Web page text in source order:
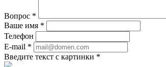
Вопрос *
Ваше имя *
Телефон
E-mail *
Введите текст с картинки *